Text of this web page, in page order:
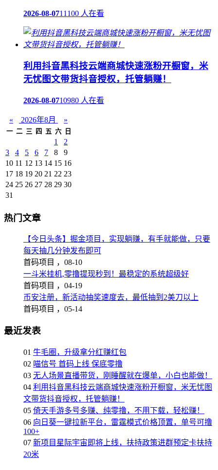
2026-08-0711100 人在看
利用抖音黑科技云端商城快速涨粉开橱窗，米
无忧图文带货抖音授权，托管躺赚！
2026-08-0710980 人在看
« 2026年8月 »
一 二 三 四 五 六 日
1
2
3
4 5 6 7 8
9
10 11 12 13 14 15 16
17 18 19 20 21 22 23
24 25 26 27 28 29 30
31
热门文章
【今日头条】掘金项目，实现躺赚，有手就能做，只要
每天抽几分钟发布即可
首码项目 ， 08-10
一斗米挂机,零撸提现秒到！最稳定的系统超级好
首码项目 ， 04-19
币安注册，新活动抽奖速度去，最低抽到2美刀以上
首码项目 ， 05-14
最近发表
01 牛毛圈，升级拿分红赚红包
02 喵信号 首码上线 保底零撸
03 无人场景直播带货，刚睡醒就在爆单，小白也能做！
04 利用抖音黑科技云端商城快速涨粉开橱窗，米无忧图
文带货抖音授权，托管躺赚！
05 倚天手游多号多赚、纯零撸，不用下载，轻松赚！
06 向日葵一键拉新平台，雷霆模式价格顶置，单号可撸
100+
07 新项目星际宇宙即将上线，扶持政策进群预定卡扶持
20米